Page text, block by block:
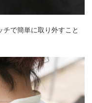
チで簡単に取り外すこと